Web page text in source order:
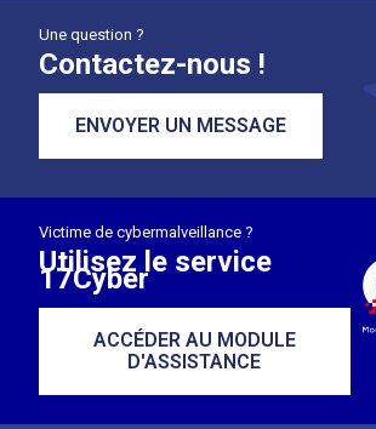
Une question ?
Contactez-nous !
ENVOYER UN MESSAGE
Victime de cybermalveillance ?
Utilisez le service
17Cyber
ACCÉDER AU MODULE
D'ASSISTANCE